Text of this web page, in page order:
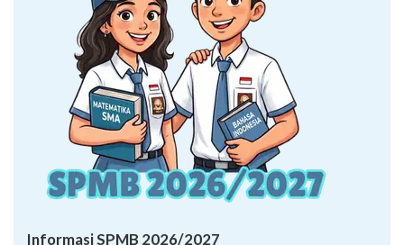
Informasi SPMB 2026/2027